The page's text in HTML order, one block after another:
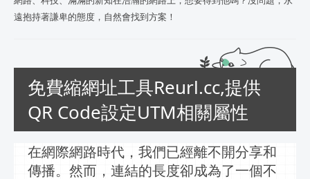
遠抱持著謙卑的態度，自然會找到方案！
免費縮網址工具Reurl.cc,提供
QR Code設定UTM相關屬性
在網際網路時代，我們已經離不開分享和
傳播。然而，連結的長度卻成為了一個不